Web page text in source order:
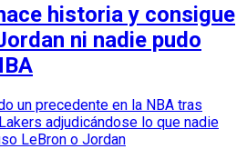
historia y consigue
ni nadie pudo
un precedente en la NBA tras
adjudicándose lo que nadie
LeBron o Jordan